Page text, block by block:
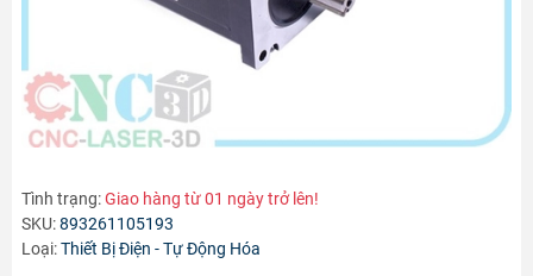
Tình trạng:Giao hàng từ 01 ngày trở lên!
SKU:893261105193
Loại:Thiết Bị Điện - Tự Động Hóa